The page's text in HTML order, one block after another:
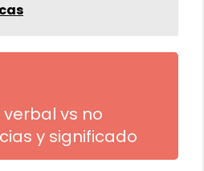
vs no
y significado